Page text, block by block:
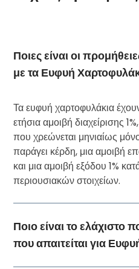
Ποιες είναι οι
με τα Ευφυή
Τα ευφυή χαρτοφυλάκια
ετήσια αμοιβή διαχείρισης
που χρεώνεται μηνιαίως
παράγει κέρδη, μια αμοιβή
και μια αμοιβή εξόδου 1%
περιουσιακών στοιχείων.
Ποιο είναι το ελάχιστο
που απαιτείται για